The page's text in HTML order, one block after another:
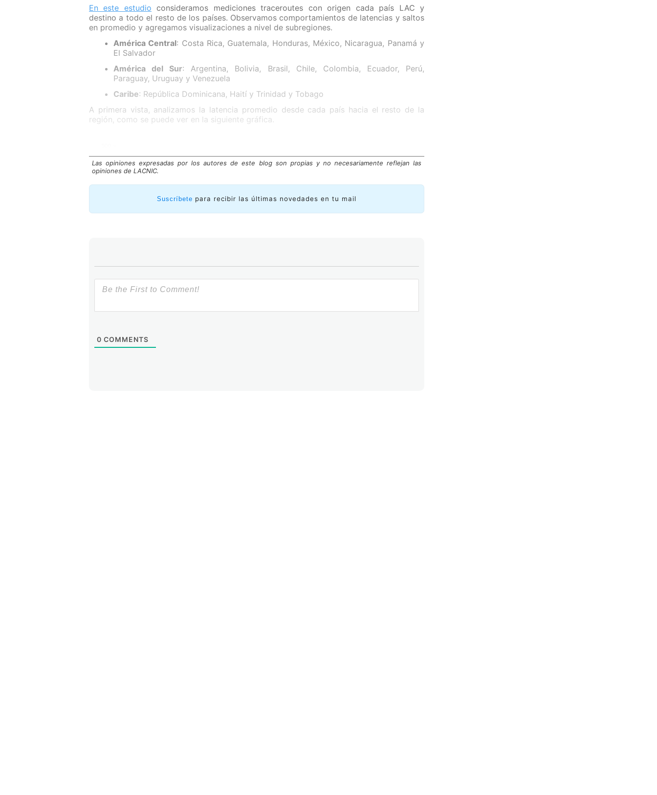
En este estudio consideramos mediciones traceroutes con origen cada país LAC y
destino a todo el resto de los países. Observamos comportamientos de latencias y saltos
en promedio y agregamos visualizaciones a nivel de subregiones.
América Central: Costa Rica, Guatemala, Honduras, México, Nicaragua, Panamá y
El Salvador
América del Sur: Argentina, Bolivia, Brasil, Chile, Colombia, Ecuador, Perú,
Paraguay, Uruguay y Venezuela
Caribe: República Dominicana, Haití y Trinidad y Tobago
A primera vista, analizamos la latencia promedio desde cada país hacia el resto de la
región, como se puede ver en la siguiente gráfica.
de la región de LACNIC son mayores a la de los saltos que quedan en la región.
Las opiniones expresadas por los autores de este blog son propias y no necesariamente reflejan las
opiniones de LACNIC.
Suscríbete para recibir las últimas novedades en tu mail
0 COMMENTS